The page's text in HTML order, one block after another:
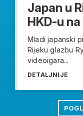
Japan u
HKD-u
Mladi japanski
Rijeku glazbu
videoigara...
DETALJNIJE